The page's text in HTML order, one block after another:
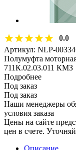
0.0
Артикул: NLP-
Полумуфта
711К.02.03.011 КМЗ
Подробнее
Под заказ
Под заказ
Наши менеджеры
условия заказа
Цены на сайте
цен в счете.
Описание